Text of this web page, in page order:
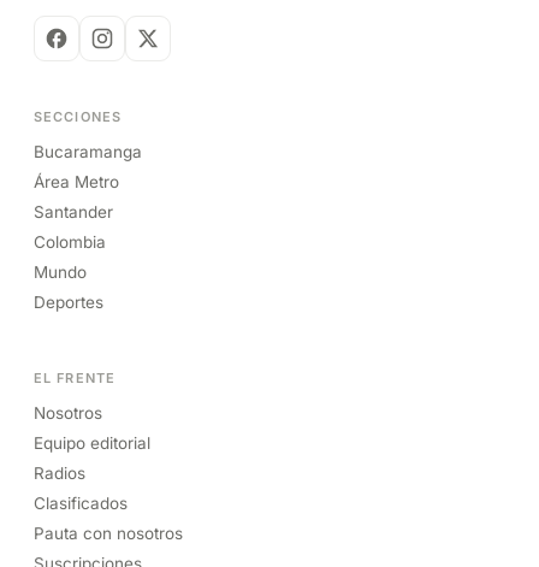
SECCIONES
Bucaramanga
Área Metro
Santander
Colombia
Mundo
Deportes
EL FRENTE
Nosotros
Equipo editorial
Radios
Clasificados
Pauta con nosotros